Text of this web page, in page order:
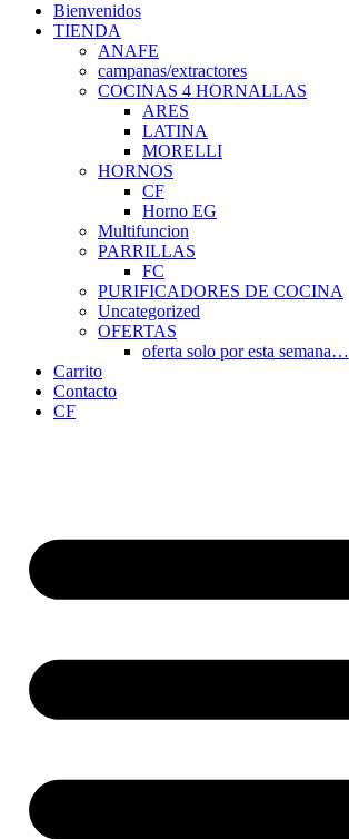
Bienvenidos
TIENDA
ANAFE
campanas/extractores
COCINAS 4 HORNALLAS
ARES
LATINA
MORELLI
HORNOS
CF
Horno EG
Multifuncion
PARRILLAS
FC
PURIFICADORES DE COCINA
Uncategorized
OFERTAS
oferta solo por esta semana…
Carrito
Contacto
CF